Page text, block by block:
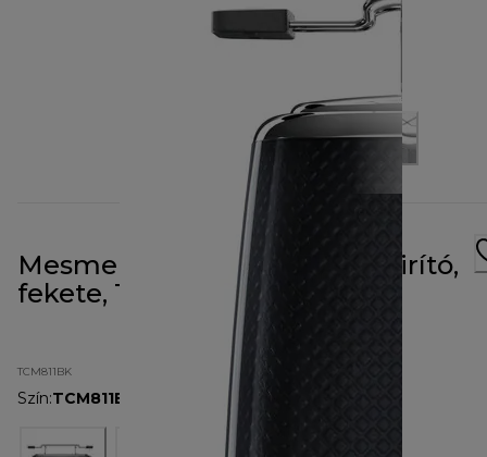
Mesmerin 2 nyílásos kenyérpirító,
fekete, TCM811BK
TCM811BK
Szín:TCM811BK